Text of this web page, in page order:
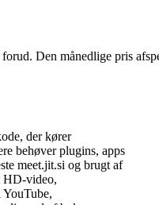
Den månedlige pris
der kører
behøver plugins, apps
meet.jit.si og brugt af
HD-video,